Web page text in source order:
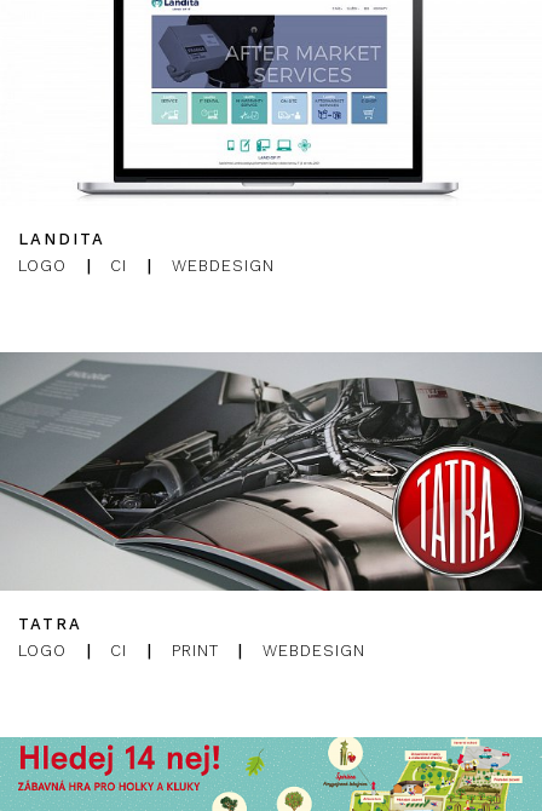
LANDITA
LOGO
CI WEBDESIGN
TATRA
LOGO
CI PRINT WEBDESIGN